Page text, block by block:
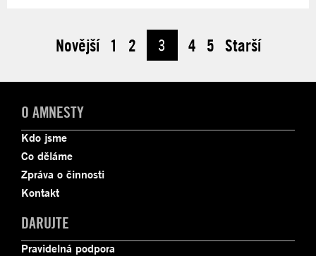
Novější 1 2 3 4 5 Starší
O AMNESTY
Kdo jsme
Co děláme
Zpráva o činnosti
Kontakt
DARUJTE
Pravidelná podpora